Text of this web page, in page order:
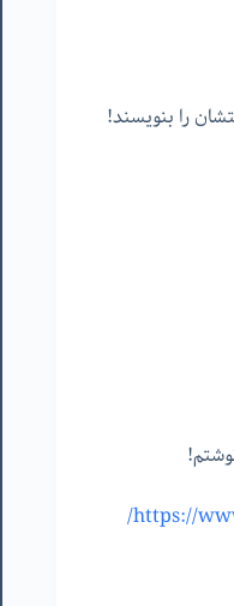
را بنویسند!
https://www.unwritable.net/search/label/